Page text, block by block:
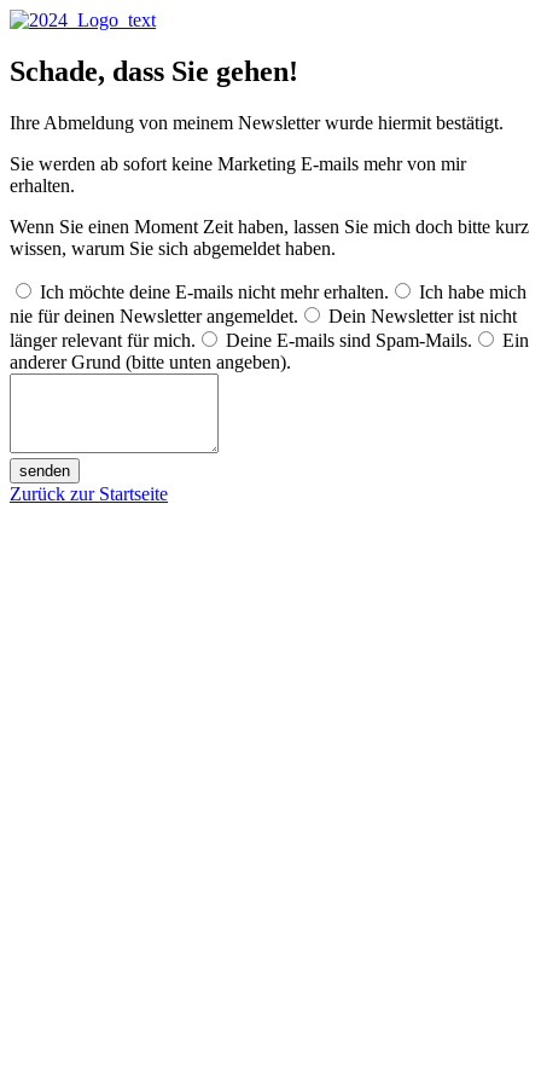
Scha­de, dass Sie gehen!
Ihre Abmel­dung von mei­nem News­let­ter wur­de hier­mit bestätigt.
Sie wer­den ab sofort kei­ne Mar­ke­ting E‑mails mehr von mir
erhalten.
Wenn Sie einen Moment Zeit haben, las­sen Sie mich doch bit­te kurz
wis­sen, war­um Sie sich abge­mel­det haben.
Ich möch­te dei­ne E‑mails nicht mehr erhal­ten.
Ich habe mich
nie für dei­nen News­let­ter ange­mel­det.
Dein News­let­ter ist nicht
län­ger rele­vant für mich.
Dei­ne E‑mails sind Spam-Mails.
Ein
ande­rer Grund (bit­te unten angeben).
senden
Zurück zur Startseite